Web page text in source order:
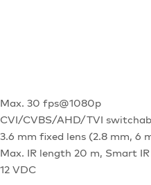
Max. 30 fps@1080p
CVI/CVBS/AHD/TVI
3.6 mm fixed lens (2.8 mm, 6
Max. IR length 20 m, Smart IR
12 VDC